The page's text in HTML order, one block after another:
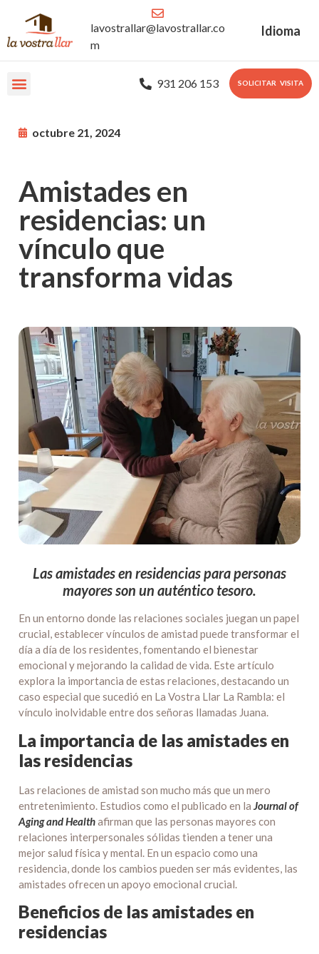
lavostrallar@lavostrallar.co
m
Idioma
931 206 153 SOLICITAR VISITA
octubre 21, 2024
Amistades en
residencias: un
vínculo que
transforma vidas
Las amistades en residencias para personas
mayores son un auténtico tesoro.
En un entorno donde las relaciones sociales juegan un papel
crucial, establecer vínculos de amistad puede transformar el
día a día de los residentes, fomentando el bienestar
emocional y mejorando la calidad de vida. Este artículo
explora la importancia de estas relaciones, destacando un
caso especial que sucedió en La Vostra Llar La Rambla: el
vínculo inolvidable entre dos señoras llamadas Juana.
La importancia de las amistades en
las residencias
Las relaciones de amistad son mucho más que un mero
entretenimiento. Estudios como el publicado en la Journal of
Aging and Healthafirman que las personas mayores con
relaciones interpersonales sólidas tienden a tener una
mejor salud física y mental. En un espacio como una
residencia, donde los cambios pueden ser más evidentes, las
amistades ofrecen un apoyo emocional crucial.
Beneficios de las amistades en
residencias